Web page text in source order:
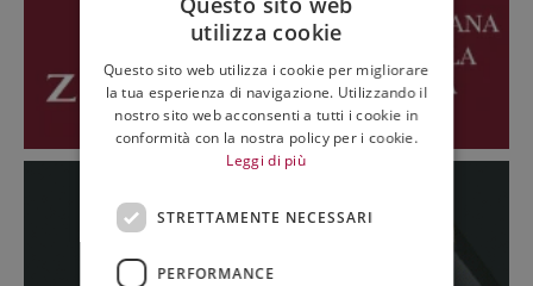
ENGLISH
utilizza cookie
Questo sito web utilizza i cookie per migliorare
la tua esperienza di navigazione. Utilizzando il
nostro sito web acconsenti a tutti i cookie in
conformità con la nostra policy per i cookie.
Leggi di più
STRETTAMENTE NECESSARI
PERFORMANCE